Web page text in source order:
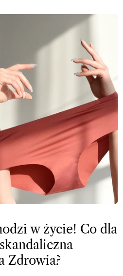
w życie! Co dla
Zdrowia?